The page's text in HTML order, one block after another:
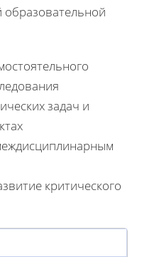
задач и
критического